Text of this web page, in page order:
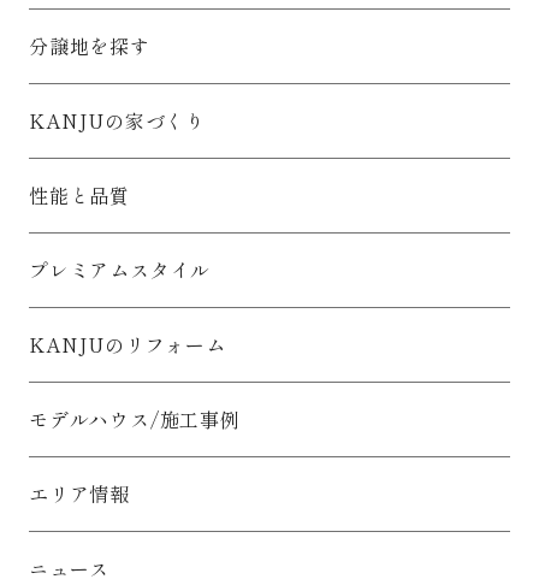
分譲地を探す
KANJUの家づくり
性能と品質
プレミアムスタイル
KANJUのリフォーム
モデルハウス/施工事例
エリア情報
ニュース